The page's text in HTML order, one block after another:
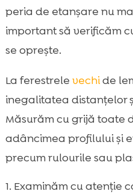
peria de etanșare nu
important să verificăm
se oprește.
La ferestrele vechide
inegalitatea distanțelor
Măsurăm cu grijă toate
adâncimea profilului și
precum rulourile sau
Examinăm cu atenție